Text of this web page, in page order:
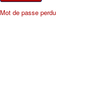
Mot de passe perdu